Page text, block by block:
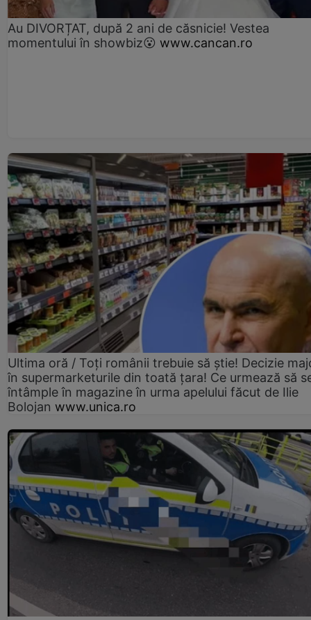
Au DIVORȚAT, după 2 ani de căsnicie! Vestea
momentului în showbiz😮 www.cancan.ro
Ultima oră / Toți românii trebuie să știe! Decizie
în supermarketurile din toată țara! Ce urmează să
întâmple în magazine în urma apelului făcut de Ilie
Bolojan www.unica.ro